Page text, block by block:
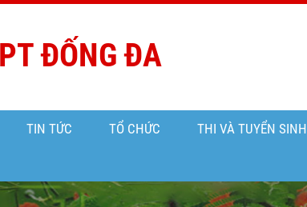
ĐỐNG ĐA
TIN TỨC TỔ CHỨC THI VÀ TUYỂN SINH